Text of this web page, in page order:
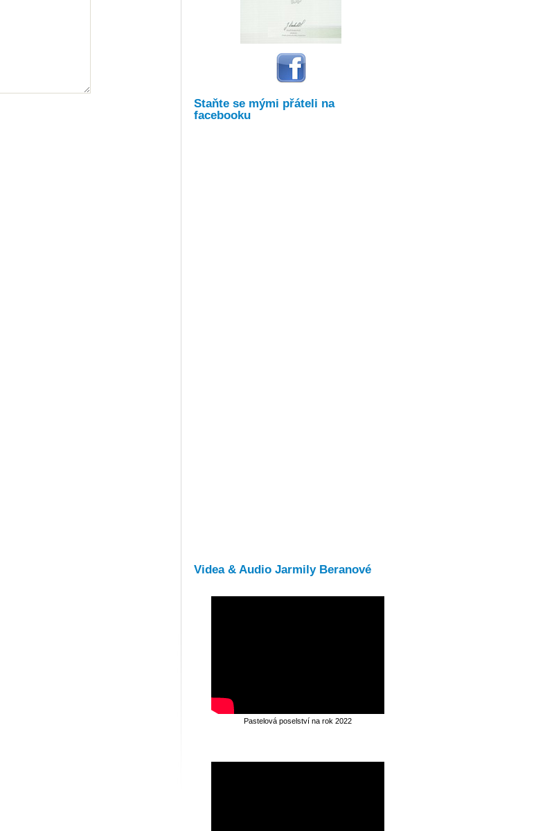
Staňte se mými přáteli na
facebooku
Videa & Audio Jarmily Beranové
Pastelová poselství na rok 2022